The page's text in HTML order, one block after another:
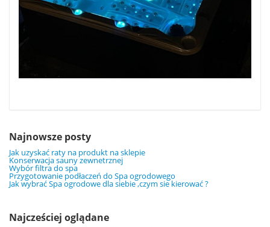
Najnowsze posty
Jak uzyskać raty na produkt na sklepie
Konserwacja sauny zewnetrznej
Wybór filtra do spa
Przygotowanie podłaczeń do Spa ogrodowego
Jak wybrać Spa ogrodowe dla siebie ,czym sie kierować ?
Najcześciej oglądane